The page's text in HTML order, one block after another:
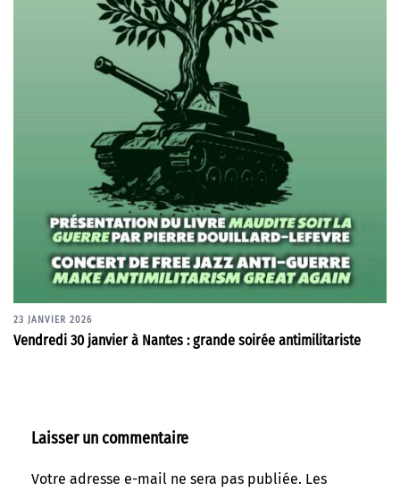
23 JANVIER 2026
Vendredi 30 janvier à Nantes : grande soirée antimilitariste
Laisser un commentaire
Votre adresse e-mail ne sera pas publiée. Les